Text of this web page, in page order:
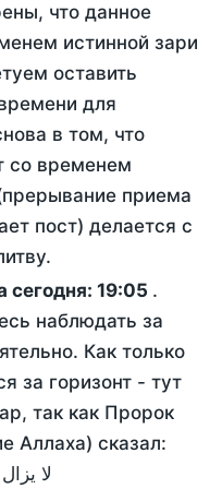
что данное
истинной зари
оставить
для
в том, что
со временем
приема
пост) делается с
сегодня: 19:05 .
наблюдать за
Как только
за горизонт - тут
так как Пророк
Аллаха) сказал:
لا